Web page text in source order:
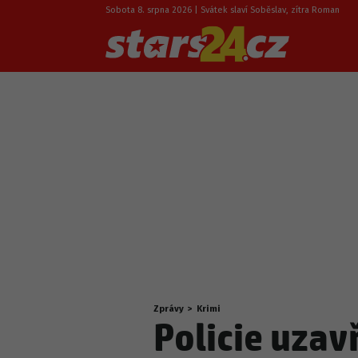
Sobota 8. srpna 2026 | Svátek slaví Soběslav, zítra Roman
Nacházíte
se
zde:
Zprávy > Krimi
Policie